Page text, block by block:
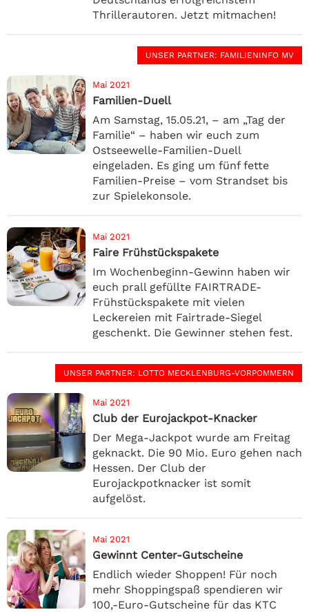
Thrillerautoren. Jetzt mitmachen!
UNSER PARTNER: FAMILIENINFO MV
Mai 2021
Familien-Duell
Am Samstag, 15.05.21, – am „Tag der
Familie“ – haben wir euch zum
Ostseewelle-Familien-Duell
eingeladen. Es ging um fünf fette
Familien-Preise – vom Strandset bis
zur Spielekonsole.
Mai 2021
Faire Frühstückspakete
Im Wochenbeginn-Gewinn haben wir
euch prall gefüllte FAIRTRADE-
Frühstückspakete mit vielen
Leckereien mit Fairtrade-Siegel
geschenkt. Die Gewinner stehen fest.
UNSER PARTNER: LOTTO MECKLENBURG-VORPOMMERN
Mai 2021
Club der Eurojackpot-Knacker
Der Mega-Jackpot wurde am Freitag
geknackt. Die 90 Mio. Euro gehen nach
Hessen. Der Club der
Eurojackpotknacker ist somit
aufgelöst.
Mai 2021
Gewinnt Center-Gutscheine
Endlich wieder Shoppen! Für noch
mehr Shoppingspaß spendieren wir
100,-Euro-Gutscheine für das KTC